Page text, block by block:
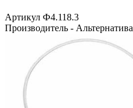
Артикул Ф4.118.3
Производитель - Альтернатива